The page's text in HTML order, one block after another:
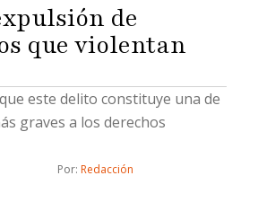
de
que violentan
este delito constituye una de
graves a los derechos
Por: Redacción